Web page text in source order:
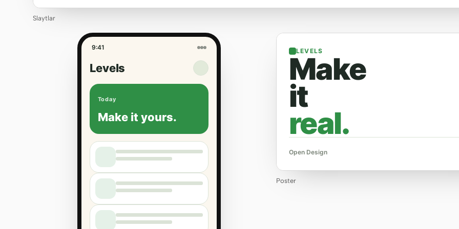
Slaytlar
9:41
Levels
Today
Make it yours.
LEVELS
Make
it
real.
Open Design
Poster